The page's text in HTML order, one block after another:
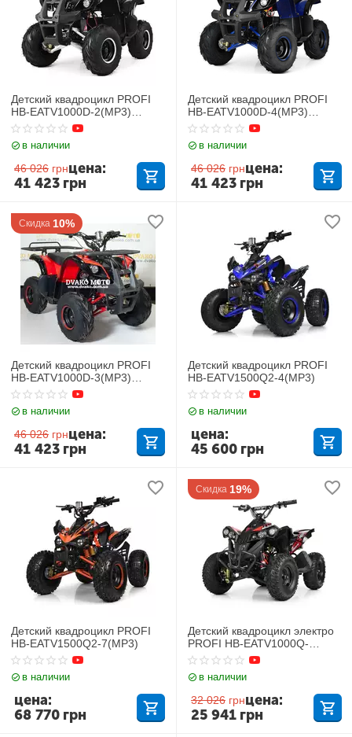
Детский квадроцикл PROFI
HB-EATV1000D-2(MP3)
Черный
в наличии
46 026 грн
41 423 грн
цена:
Детский квадроцикл PROFI
HB-EATV1000D-4(MP3)
Синий
в наличии
46 026 грн
41 423 грн
цена:
Скидка 10%
Детский квадроцикл PROFI
HB-EATV1000D-3(MP3)
Красный
в наличии
46 026 грн
41 423 грн
цена:
Детский квадроцикл PROFI
HB-EATV1500Q2-4(MP3)
в наличии
45 600 грн
цена:
Детский квадроцикл PROFI
HB-EATV1500Q2-7(MP3)
в наличии
68 770 грн
цена:
Скидка 19%
Детский квадроцикл электро
PROFI HB-EATV1000Q-
2ST(MP3) V2
в наличии
32 026 грн
25 941 грн
цена: